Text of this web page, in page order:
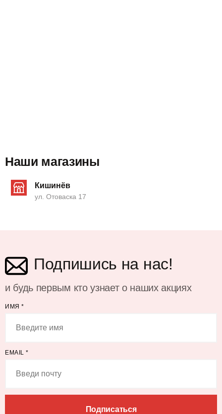
Наши магазины
Кишинёв
ул. Отоваска 17
Подпишись на нас!
и будь первым кто узнает о наших акциях
ИМЯ *
EMAIL *
Подписаться